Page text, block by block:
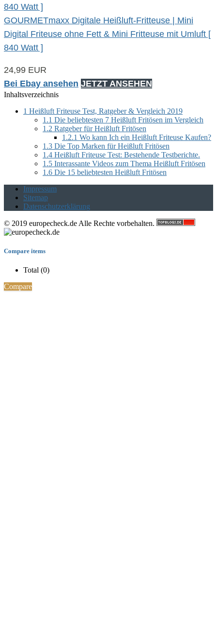
GOURMETmaxx Digitale Heißluft-Fritteuse | Mini
Digital Friteuse ohne Fett & Mini Fritteuse mit Umluft [
840 Watt ]
24,99 EUR
Bei Ebay ansehen JETZT ANSEHEN
Inhaltsverzeichnis
1 Heißluft Friteuse Test, Ratgeber & Vergleich 2019
1.1 Die beliebtesten 7 Heißluft Fritösen im Vergleich
1.2 Ratgeber für Heißluft Fritösen
1.2.1 Wo kann Ich ein Heißluft Friteuse Kaufen?
1.3 Die Top Marken für Heißluft Fritösen
1.4 Heißluft Friteuse Test: Bestehende Testberichte.
1.5 Interassante Videos zum Thema Heißluft Fritösen
1.6 Die 15 beliebtesten Heißluft Fritösen
Impressum
Sitemap
Datenschutzerklärung
© 2019 europecheck.de Alle Rechte vorbehalten.
Compare items
Total (0)
Compare